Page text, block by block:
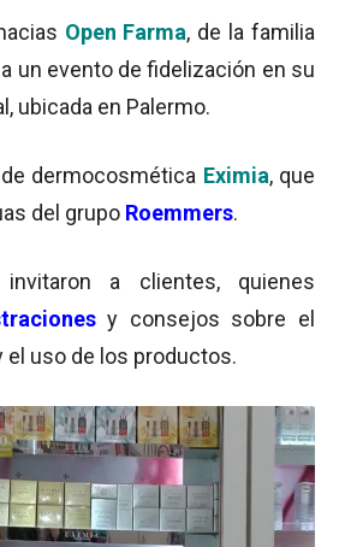
Open Farma, de la familia
un evento de fidelización en su
ubicada en Palermo.
dermocosmética Eximia, que
del grupo Roemmers.
a clientes, quienes
y consejos sobre el
el uso de los productos.